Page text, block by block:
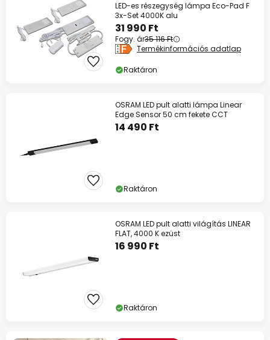
LED-es részegység lámpa Eco-Pad F
3x-Set 4000K alu
31 990 Ft
Fogy. ár35 116 Ft
Termékinformációs adatlap
Raktáron
OSRAM LED pult alatti lámpa Linear
Edge Sensor 50 cm fekete CCT
14 490 Ft
Raktáron
OSRAM LED pult alatti világítás LINEAR
FLAT, 4000 K ezüst
16 990 Ft
Raktáron